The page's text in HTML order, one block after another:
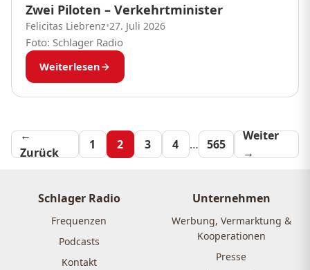
Zwei Piloten – Verkehrtminister
Felicitas Liebrenz•27. Juli 2026
Foto: Schlager Radio
Weiterlesen
der
←
Zurück
1 2 3 4 … 565
Weiter
→
Schlager Radio
Frequenzen
Podcasts
Kontakt
Unternehmen
Werbung, Vermarktung &
Kooperationen
Presse